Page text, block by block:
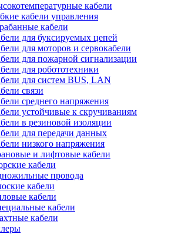
кабели
кабели управления
кабели
для буксируемых цепей
для моторов и сервокабели
для пожарной сигнализации
для робототехники
для систем BUS, LAN
связи
среднего напряжения
устойчивые к скручиваниям
в резиновой изоляции
для передачи данных
низкого напряжения
и лифтовые кабели
кабели
провода
кабели
кабели
кабели
кабели